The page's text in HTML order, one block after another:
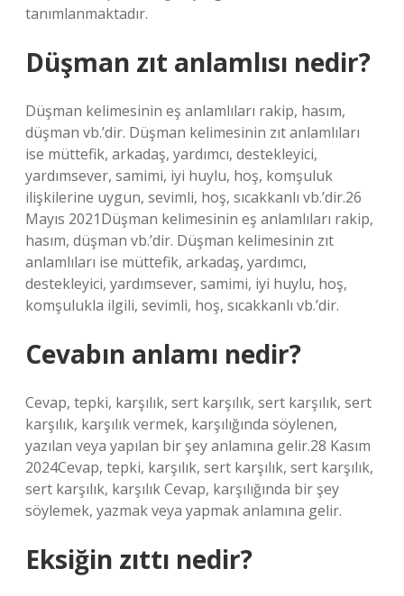
tanımlanmaktadır.
Düşman zıt anlamlısı nedir?
Düşman kelimesinin eş anlamlıları rakip, hasım,
düşman vb.’dir. Düşman kelimesinin zıt anlamlıları
ise müttefik, arkadaş, yardımcı, destekleyici,
yardımsever, samimi, iyi huylu, hoş, komşuluk
ilişkilerine uygun, sevimli, hoş, sıcakkanlı vb.’dir.26
Mayıs 2021Düşman kelimesinin eş anlamlıları rakip,
hasım, düşman vb.’dir. Düşman kelimesinin zıt
anlamlıları ise müttefik, arkadaş, yardımcı,
destekleyici, yardımsever, samimi, iyi huylu, hoş,
komşulukla ilgili, sevimli, hoş, sıcakkanlı vb.’dir.
Cevabın anlamı nedir?
Cevap, tepki, karşılık, sert karşılık, sert karşılık, sert
karşılık, karşılık vermek, karşılığında söylenen,
yazılan veya yapılan bir şey anlamına gelir.28 Kasım
2024Cevap, tepki, karşılık, sert karşılık, sert karşılık,
sert karşılık, karşılık Cevap, karşılığında bir şey
söylemek, yazmak veya yapmak anlamına gelir.
Eksiğin zıttı nedir?